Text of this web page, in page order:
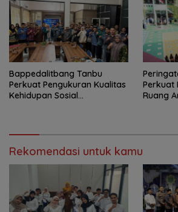
Bappedalitbang Tanbu
Perkuat Pengukuran Kualitas
Kehidupan Sosial
Perkuat
Ruang
Rekomendasi untuk kamu